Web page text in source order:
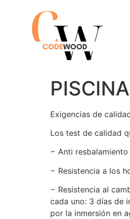
Exigencias de
Los test de calidad
− Anti
− Resistencia a los
− Resistencia al
cada uno: 3 días de
por la inmersión en